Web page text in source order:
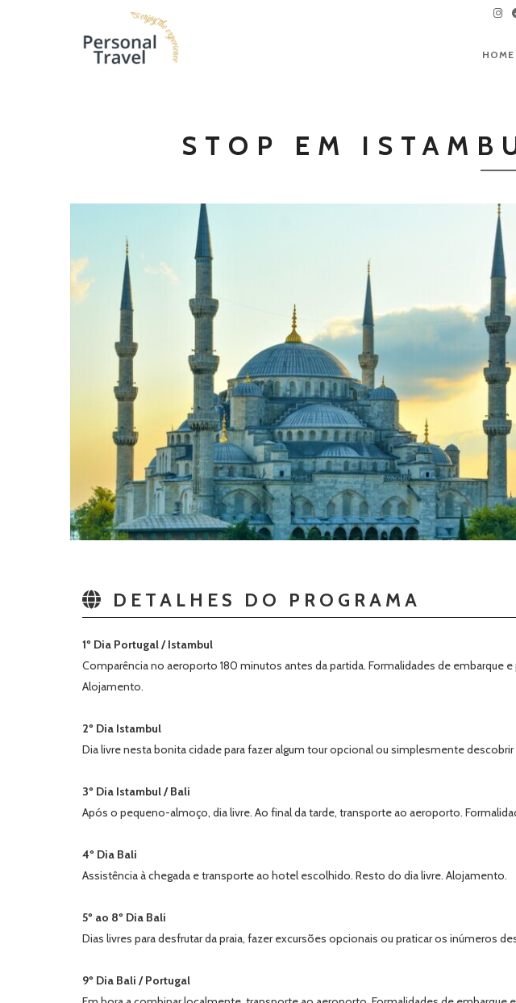
HOME
STOP EM
DETALHES DO PROGRAMA
1º Dia Portugal / Istambul
Comparência no aeroporto 180 minutos antes da partida. Formalidades de
Alojamento.
2º Dia Istambul
Dia livre nesta bonita cidade para fazer algum tour opcional ou simplesmente
3º Dia Istambul / Bali
Após o pequeno-almoço, dia livre. Ao final da tarde, transporte ao aeroporto.
4º Dia Bali
Assistência à chegada e transporte ao hotel escolhido. Resto do dia livre. Alojamento.
5º ao 8º Dia Bali
Dias livres para desfrutar da praia, fazer excursões opcionais ou praticar os inúmeros
9º Dia Bali / Portugal